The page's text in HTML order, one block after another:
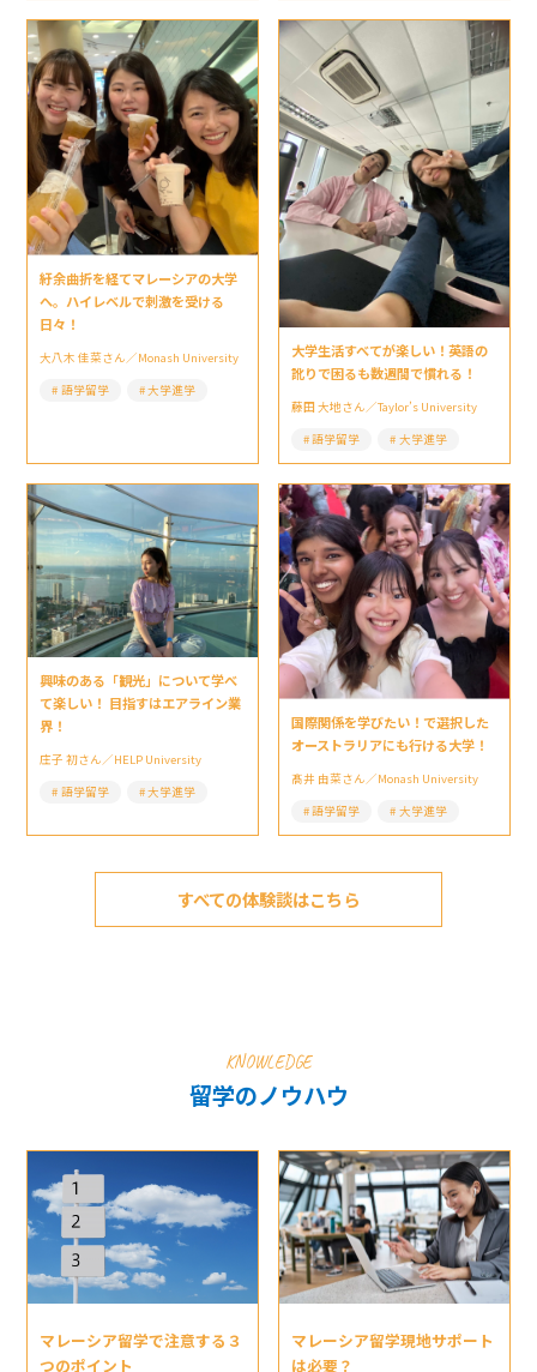
紆余曲折を経てマレーシアの大学
へ。ハイレベルで刺激を受ける
日々！
大八木 佳菜さん／Monash University
語学留学
大学進学
大学生活すべてが楽しい！英語の
訛りで困るも数週間で慣れる！
藤田 大地さん／Taylor’s University
語学留学
大学進学
興味のある「観光」について学べ
て楽しい！ 目指すはエアライン業
界！
庄子 初さん／HELP University
語学留学
大学進学
国際関係を学びたい！で選択した
オーストラリアにも行ける大学！
髙井 由菜さん／Monash University
語学留学
大学進学
すべての体験談はこちら
KNOWLEDGE
留学のノウハウ
マレーシア留学で注意する３
つのポイント
マレーシア留学現地サポート
は必要？